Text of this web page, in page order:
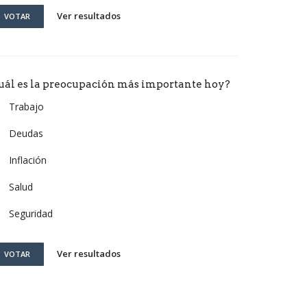
VOTAR Ver resultados
es la preocupación más importante hoy?
Trabajo
Deudas
Inflación
Salud
Seguridad
VOTAR Ver resultados